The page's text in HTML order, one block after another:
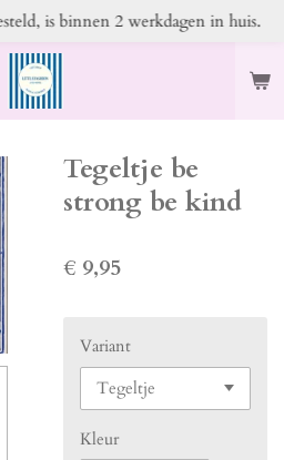
is binnen 2 werkdagen in huis.
Tegeltje be
strong be kind
€ 9,95
Variant
Kleur